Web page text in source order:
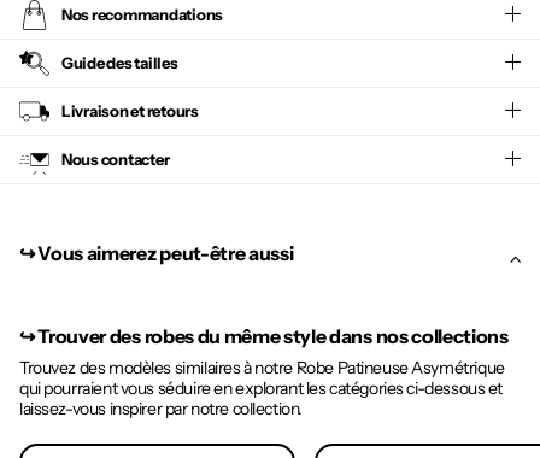
Nos recommandations
Guide des tailles
Livraison et retours
Nous contacter
↪︎ Vous aimerez peut-être aussi
↪︎Trouver des robes du même style dans nos collections
Trouvez des modèles similaires à notre Robe Patineuse Asymétrique
qui pourraient vous séduire en explorant les catégories ci-dessous et
laissez-vous inspirer par notre collection.